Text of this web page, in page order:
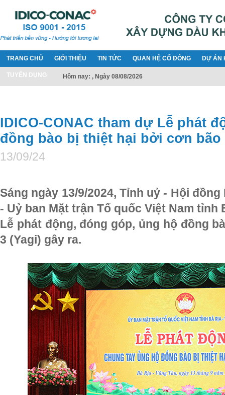
TRANG CHỦ GIỚI THIỆU TIN TỨC QUAN HỆ CỔ ĐÔNG DỰ ÁN
TUYỂN DỤNG Hôm nay: , Ngày 08/08/2026
IDICO-CONAC tham dự Lễ phát
đồng bào bị thiệt hại bởi cơn bão
13/09/24
Sáng ngày 13/9/2024, Tỉnh uỷ - Hội
- Uỷ ban Mặt trận Tổ quốc Việt Nam tỉnh
Lễ phát động, đóng góp, ủng hộ đồng
3 (Yagi) gây ra.